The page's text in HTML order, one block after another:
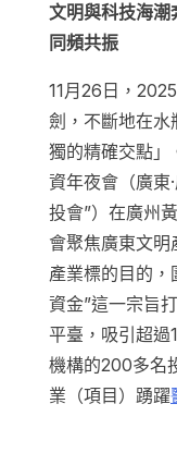
文明與科技海潮
同頻共振
11月26日，
劍，不斷地在
獨的精確交點」
資年夜會（廣東
投會”）在廣州
會聚焦廣東文明
產業標的目的，
資金”這一宗旨
平臺，吸引超過
機構的200多名
業（項目）踴躍